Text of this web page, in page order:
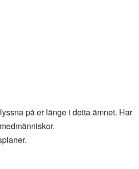
på er länge i detta ämnet. Har